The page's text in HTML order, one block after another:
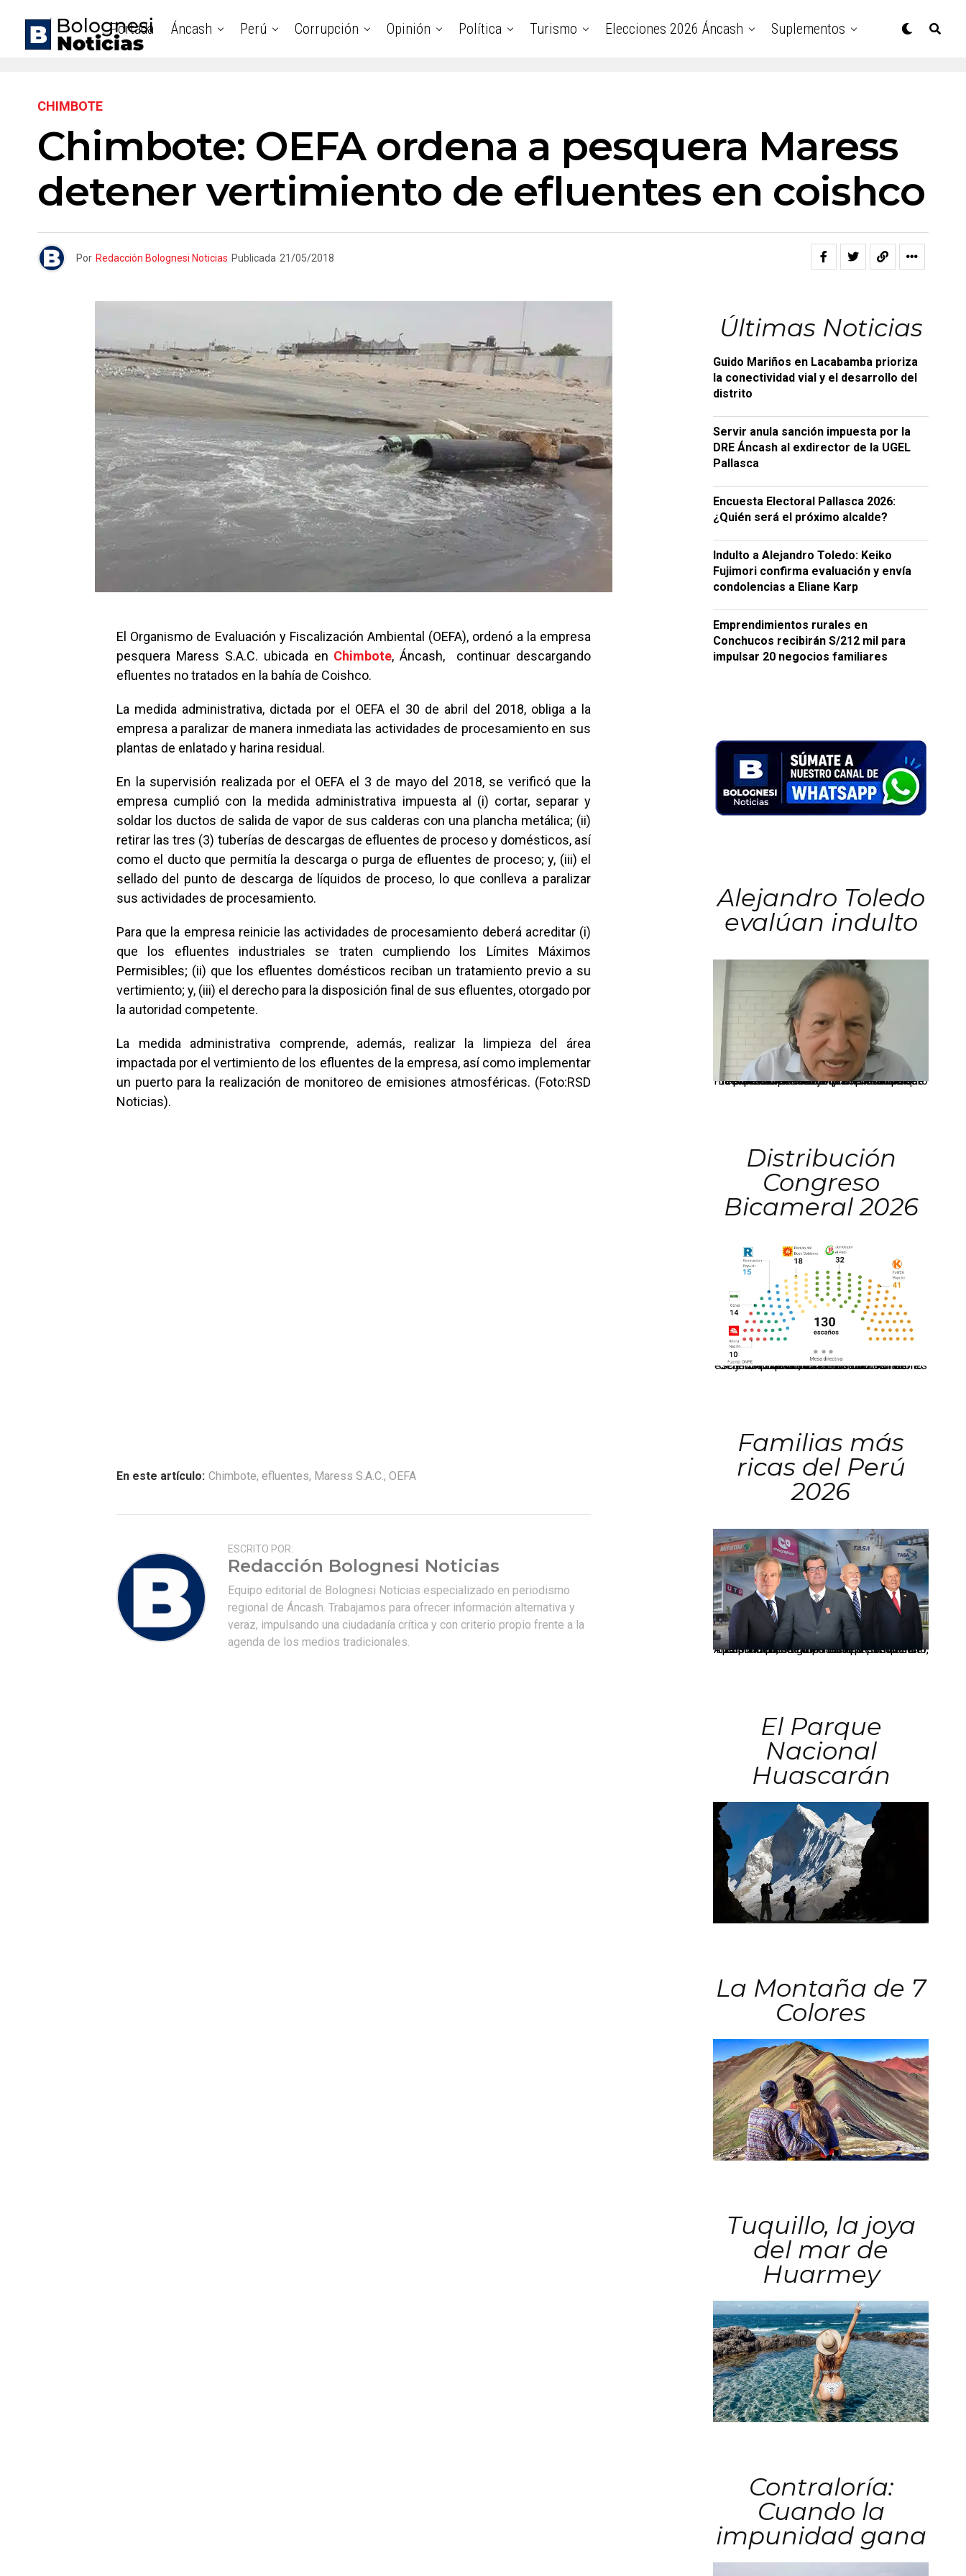
Portada Áncash Perú Corrupción Opinión Política Turismo Elecciones 2026 Áncash Suplementos
CHIMBOTE
Chimbote: OEFA ordena a pesquera Maress
detener vertimiento de efluentes en coishco
Por Redacción Bolognesi Noticias Publicada 21/05/2018
El Organismo de Evaluación y Fiscalización Ambiental (OEFA), ordenó a la empresa
pesquera Maress S.A.C. ubicada en Chimbote, Áncash, continuar descargando
efluentes no tratados en la bahía de Coishco.
La medida administrativa, dictada por el OEFA el 30 de abril del 2018, obliga a la
empresa a paralizar de manera inmediata las actividades de procesamiento en sus
plantas de enlatado y harina residual.
En la supervisión realizada por el OEFA el 3 de mayo del 2018, se verificó que la
empresa cumplió con la medida administrativa impuesta al (i) cortar, separar y
soldar los ductos de salida de vapor de sus calderas con una plancha metálica; (ii)
retirar las tres (3) tuberías de descargas de efluentes de proceso y domésticos, así
como el ducto que permitía la descarga o purga de efluentes de proceso; y, (iii) el
sellado del punto de descarga de líquidos de proceso, lo que conlleva a paralizar
sus actividades de procesamiento.
Para que la empresa reinicie las actividades de procesamiento deberá acreditar (i)
que los efluentes industriales se traten cumpliendo los Límites Máximos
Permisibles; (ii) que los efluentes domésticos reciban un tratamiento previo a su
vertimiento; y, (iii) el derecho para la disposición final de sus efluentes, otorgado por
la autoridad competente.
La medida administrativa comprende, además, realizar la limpieza del área
impactada por el vertimiento de los efluentes de la empresa, así como implementar
un puerto para la realización de monitoreo de emisiones atmosféricas. (Foto:RSD
Noticias).
En este artículo: Chimbote, efluentes, Maress S.A.C., OEFA
ESCRITO POR:
Redacción Bolognesi Noticias
Equipo editorial de Bolognesi Noticias especializado en periodismo
regional de Áncash. Trabajamos para ofrecer información alternativa y
veraz, impulsando una ciudadanía crítica y con criterio propio frente a la
agenda de los medios tradicionales.
Últimas Noticias
Guido Mariños en Lacabamba prioriza
la conectividad vial y el desarrollo del
distrito
Servir anula sanción impuesta por la
DRE Áncash al exdirector de la UGEL
Pallasca
Encuesta Electoral Pallasca 2026:
¿Quién será el próximo alcalde?
Indulto a Alejandro Toledo: Keiko
Fujimori confirma evaluación y envía
condolencias a Eliane Karp
Emprendimientos rurales en
Conchucos recibirán S/212 mil para
impulsar 20 negocios familiares
Alejandro Toledo
evalúan indulto
La presidenta Keiko Fujimori informó que la solicitud de indulto presentada por el expresidente Alejandro Toledo será evaluada por la Comisión de Gracias Presidenciales conforme al procedimiento establecido.
Distribución
Congreso
Bicameral 2026
El JNE oficializó la distribución de escaños para la elección de 60 senadores y 130 diputados en las Elecciones Generales 2026, tras el restablecimiento de la Bicameralidad.
Familias más
ricas del Perú
2026
Los principales grupos empresariales del país mantienen una fuerte presencia en Áncash mediante inversiones en comercio, educación, salud e industria pesquera.
El Parque
Nacional
Huascarán
La Montaña de 7
Colores
Tuquillo, la joya
del mar de
Huarmey
Contraloría:
Cuando la
impunidad gana